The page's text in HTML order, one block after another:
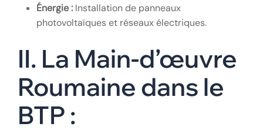
Énergie : Installation de panneaux
photovoltaïques et réseaux électriques.
II. La Main-d’œuvre
Roumaine dans le
BTP :